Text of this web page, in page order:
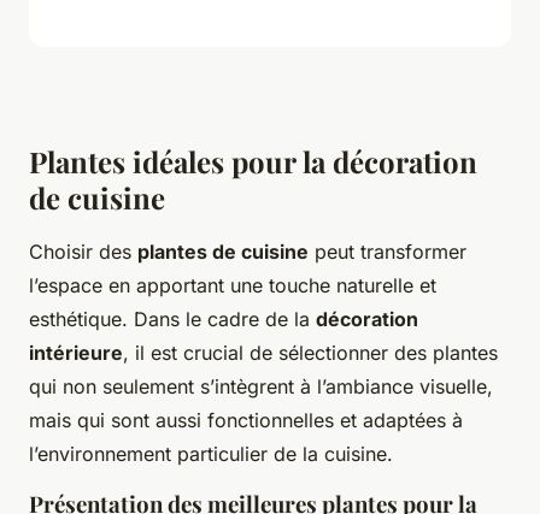
Plantes idéales pour la décoration
de cuisine
Choisir des plantes de cuisine peut transformer
l’espace en apportant une touche naturelle et
esthétique. Dans le cadre de la décoration
intérieure, il est crucial de sélectionner des plantes
qui non seulement s’intègrent à l’ambiance visuelle,
mais qui sont aussi fonctionnelles et adaptées à
l’environnement particulier de la cuisine.
Présentation des meilleures plantes pour la